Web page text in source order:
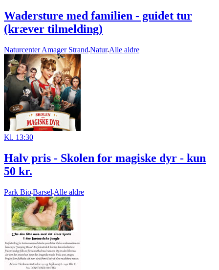
Wadersture med familien - guidet tur
(kræver tilmelding)
Naturcenter Amager Strand Natur Alle aldre
Kl. 13:30
Halv pris - Skolen for magiske dyr - kun
50 kr.
Park BioBarsel Alle aldre